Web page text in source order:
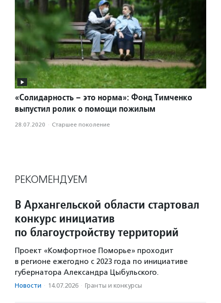
«Солидарность – это норма»: Фонд Тимченко
выпустил ролик о помощи пожилым
28.07.2020 · Старшее поколение
РЕКОМЕНДУЕМ
В Архангельской области стартовал
конкурс инициатив
по благоустройству территорий
Проект «Комфортное Поморье» проходит
в регионе ежегодно с 2023 года по инициативе
губернатора Александра Цыбульского.
Новости · 14.07.2026 · Гранты и конкурсы